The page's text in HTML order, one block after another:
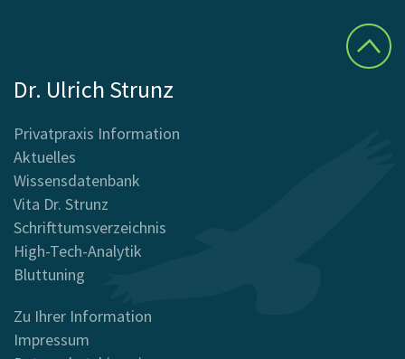
Dr. Ulrich Strunz
Privatpraxis Information
Aktuelles
Wissensdatenbank
Vita Dr. Strunz
Schrifttumsverzeichnis
High-Tech-Analytik
Bluttuning
Zu Ihrer Information
Impressum